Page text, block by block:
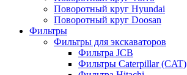
Поворотный круг Hyundai
Поворотный круг Doosan
Фильтры
Фильтры для экскаваторов
Фильтра JCB
Фильтры Caterpillar (CAT)